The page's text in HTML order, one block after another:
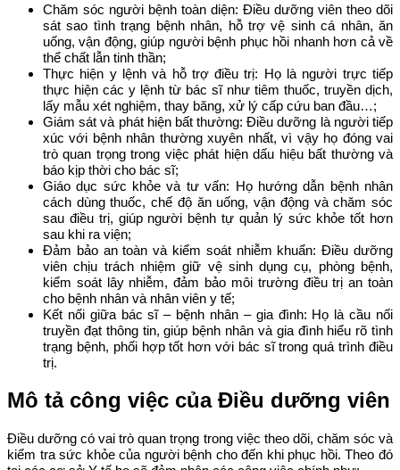
Chăm sóc người bệnh toàn diện: Điều dưỡng viên theo dõi
sát sao tình trạng bệnh nhân, hỗ trợ vệ sinh cá nhân, ăn
uống, vận động, giúp người bệnh phục hồi nhanh hơn cả về
thể chất lẫn tinh thần;
Thực hiện y lệnh và hỗ trợ điều trị: Họ là người trực tiếp
thực hiện các y lệnh từ bác sĩ như tiêm thuốc, truyền dịch,
lấy mẫu xét nghiệm, thay băng, xử lý cấp cứu ban đầu…;
Giám sát và phát hiện bất thường: Điều dưỡng là người tiếp
xúc với bệnh nhân thường xuyên nhất, vì vậy họ đóng vai
trò quan trọng trong việc phát hiện dấu hiệu bất thường và
báo kịp thời cho bác sĩ;
Giáo dục sức khỏe và tư vấn: Họ hướng dẫn bệnh nhân
cách dùng thuốc, chế độ ăn uống, vận động và chăm sóc
sau điều trị, giúp người bệnh tự quản lý sức khỏe tốt hơn
sau khi ra viện;
Đảm bảo an toàn và kiểm soát nhiễm khuẩn: Điều dưỡng
viên chịu trách nhiệm giữ vệ sinh dụng cụ, phòng bệnh,
kiểm soát lây nhiễm, đảm bảo môi trường điều trị an toàn
cho bệnh nhân và nhân viên y tế;
Kết nối giữa bác sĩ – bệnh nhân – gia đình: Họ là cầu nối
truyền đạt thông tin, giúp bệnh nhân và gia đình hiểu rõ tình
trạng bệnh, phối hợp tốt hơn với bác sĩ trong quá trình điều
trị.
Mô tả công việc của Điều dưỡng viên
Điều dưỡng có vai trò quan trọng trong việc theo dõi, chăm sóc và
kiểm tra sức khỏe của người bệnh cho đến khi phục hồi. Theo đó